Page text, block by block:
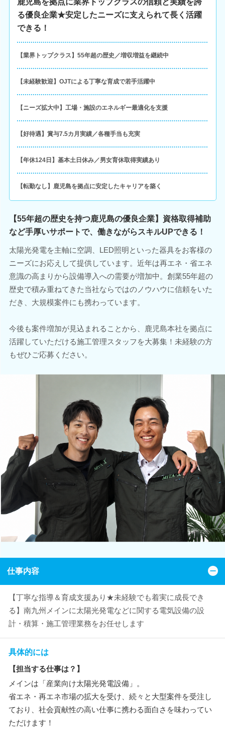
鹿児島を拠点に業界トップクラスの信頼と実績を誇
る優良企業★安定したニーズに支えられて長く活躍
できる！
【業界トップクラス】55年超の歴史／増収増益を継続中
【未経験歓迎】OJTによる丁寧な育成で若手活躍中
【ニーズ拡大中】工場・施設のエネルギー最適化を支援
【好待遇】賞与7.5カ月実績／各種手当も充実
【年休124日】基本土日休み／男女育休取得実績あり
【転勤なし】鹿児島を拠点に安定したキャリアを築く
【55年超の歴史を持つ鹿児島の優良企業】資格取得補助
など手厚いサポートで、働きながらスキルUPできる！
太陽光発電を主軸に空調、LED照明といった器具をお客様の
ニーズにお応えして提供しています。近年は再エネ・省エネ
意識の高まりから設備導入への需要が増加中。創業55年超の
歴史で積み重ねてきた当社ならではのノウハウに信頼をいた
だき、大規模案件にも携わっています。
今後も案件増加が見込まれることから、鹿児島本社を拠点に
活躍していただける施工管理スタッフを大募集！未経験の方
もぜひご応募ください。
仕事内容
【丁寧な指導＆育成支援あり★未経験でも着実に成長でき
る】南九州メインに太陽光発電などに関する電気設備の設
計・積算・施工管理業務をお任せします
具体的には
【担当する仕事は？】
メインは「産業向け太陽光発電設備」。
省エネ・再エネ市場の拡大を受け、続々と大型案件を受注し
ており、社会貢献性の高い仕事に携わる面白さを味わってい
ただけます！